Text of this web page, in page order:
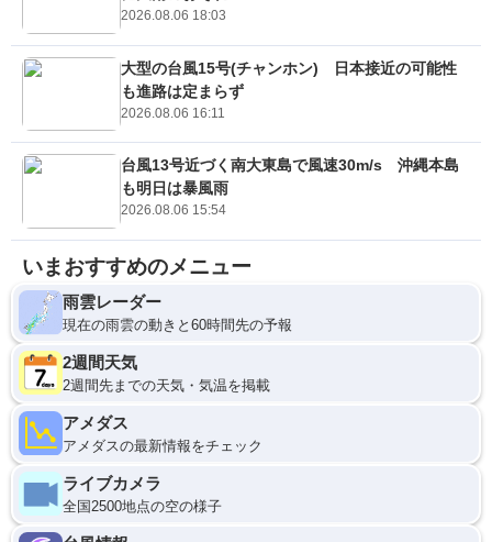
2026.08.06 18:03
大型の台風15号(チャンホン) 日本接近の可能性
も進路は定まらず
2026.08.06 16:11
台風13号近づく南大東島で風速30m/s 沖縄本島
も明日は暴風雨
2026.08.06 15:54
いまおすすめのメニュー
雨雲レーダー
現在の雨雲の動きと60時間先の予報
2週間天気
2週間先までの天気・気温を掲載
アメダス
アメダスの最新情報をチェック
ライブカメラ
全国2500地点の空の様子